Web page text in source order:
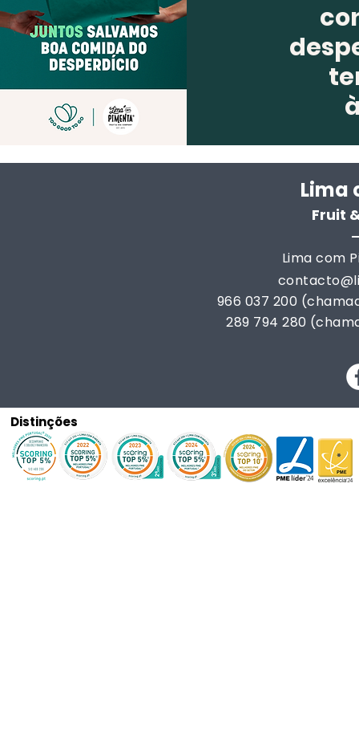
Lima
Fruit
Lima com
966 037 200
289 794 280
Distinções